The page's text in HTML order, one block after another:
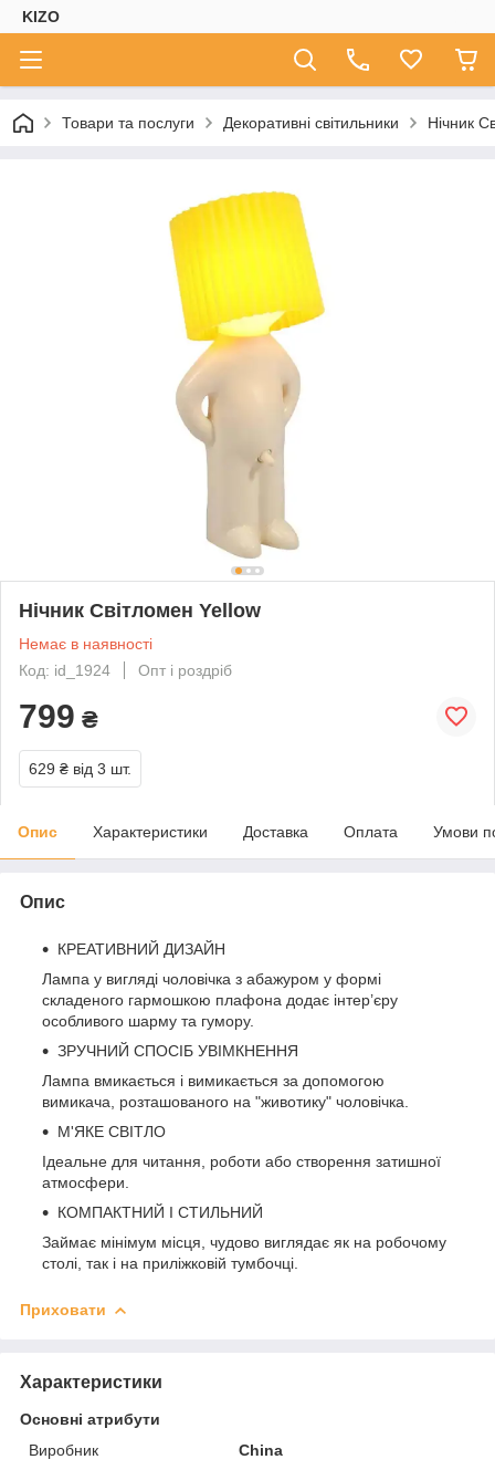
KIZO
Товари та послуги Декоративні світильники Нічник
Нічник Світломен Yellow
Немає в наявності
Код: id_1924
Опт і роздріб
799 ₴
629 ₴ від 3 шт.
Опис Характеристики Доставка Оплата Умови
Опис
КРЕАТИВНИЙ ДИЗАЙН
Лампа у вигляді чоловічка з абажуром у формі
складеного гармошкою плафона додає інтер’єру
особливого шарму та гумору.
ЗРУЧНИЙ СПОСІБ УВІМКНЕННЯ
Лампа вмикається і вимикається за допомогою
вимикача, розташованого на "животику" чоловічка.
М'ЯКЕ СВІТЛО
Ідеальне для читання, роботи або створення затишної
атмосфери.
КОМПАКТНИЙ І СТИЛЬНИЙ
Займає мінімум місця, чудово виглядає як на робочому
столі, так і на приліжковій тумбочці.
Приховати
Характеристики
Основні атрибути
Виробник
China